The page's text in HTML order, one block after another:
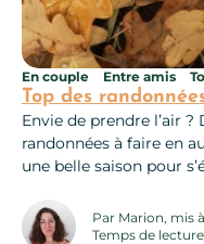
Top des
En couple Entre amis
Envie de prendre l’air
randonnées à faire en
une belle saison pour
enfoncez-vous dans
couleurs rouges, ocres
Par Marion, mis
Temps de